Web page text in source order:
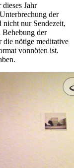
dieses Jahr
der
nur Sendezeit,
Behebung der
die nötige meditative
vonnöten ist.